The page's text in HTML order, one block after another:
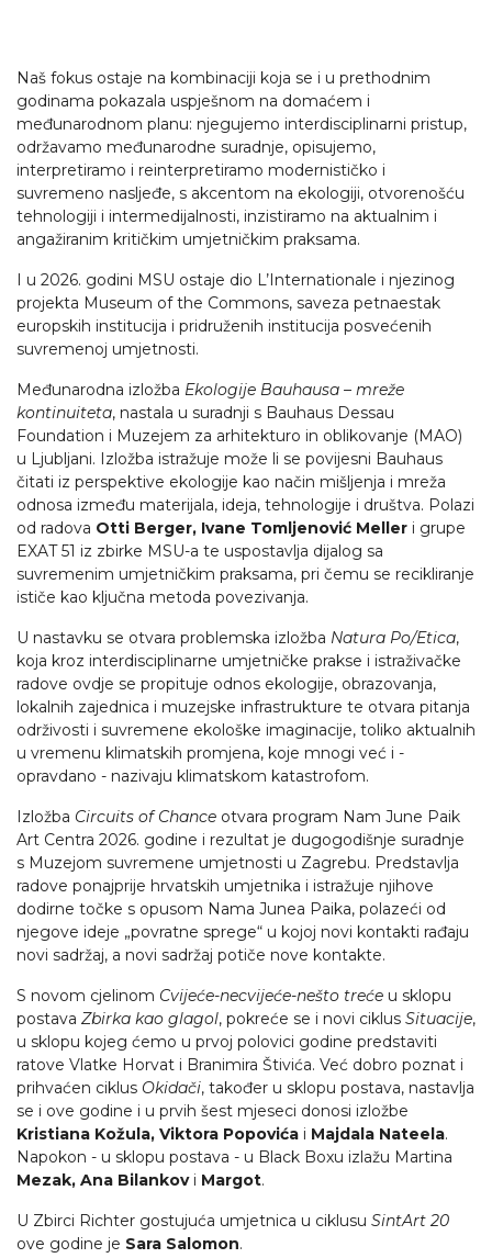
Naš fokus ostaje na kombinaciji koja se i u prethodnim
godinama pokazala uspješnom na domaćem i
međunarodnom planu: njegujemo interdisciplinarni pristup,
održavamo međunarodne suradnje, opisujemo,
interpretiramo i reinterpretiramo modernističko i
suvremeno nasljeđe, s akcentom na ekologiji, otvorenošću
tehnologiji i intermedijalnosti, inzistiramo na aktualnim i
angažiranim kritičkim umjetničkim praksama.
I u 2026. godini MSU ostaje dio L’Internationale i njezinog
projekta Museum of the Commons, saveza petnaestak
europskih institucija i pridruženih institucija posvećenih
suvremenoj umjetnosti.
Međunarodna izložba Ekologije Bauhausa – mreže
kontinuiteta, nastala u suradnji s Bauhaus Dessau
Foundation i Muzejem za arhitekturo in oblikovanje (MAO)
u Ljubljani. Izložba istražuje može li se povijesni Bauhaus
čitati iz perspektive ekologije kao način mišljenja i mreža
odnosa između materijala, ideja, tehnologije i društva. Polazi
od radova Otti Berger, Ivane Tomljenović Meller i grupe
EXAT 51 iz zbirke MSU-a te uspostavlja dijalog sa
suvremenim umjetničkim praksama, pri čemu se recikliranje
ističe kao ključna metoda povezivanja.
U nastavku se otvara problemska izložba Natura Po/Etica,
koja kroz interdisciplinarne umjetničke prakse i istraživačke
radove ovdje se propituje odnos ekologije, obrazovanja,
lokalnih zajednica i muzejske infrastrukture te otvara pitanja
održivosti i suvremene ekološke imaginacije, toliko aktualnih
u vremenu klimatskih promjena, koje mnogi već i -
opravdano - nazivaju klimatskom katastrofom.
Izložba Circuits of Chance otvara program Nam June Paik
Art Centra 2026. godine i rezultat je dugogodišnje suradnje
s Muzejom suvremene umjetnosti u Zagrebu. Predstavlja
radove ponajprije hrvatskih umjetnika i istražuje njihove
dodirne točke s opusom Nama Junea Paika, polazeći od
njegove ideje „povratne sprege“ u kojoj novi kontakti rađaju
novi sadržaj, a novi sadržaj potiče nove kontakte.
S novom cjelinom Cvijeće-necvijeće-nešto treće u sklopu
postava Zbirka kao glagol, pokreće se i novi ciklus Situacije,
u sklopu kojeg ćemo u prvoj polovici godine predstaviti
ratove Vlatke Horvat i Branimira Štivića. Već dobro poznat i
prihvaćen ciklus Okidači, također u sklopu postava, nastavlja
se i ove godine i u prvih šest mjeseci donosi izložbe
Kristiana Kožula, Viktora Popovića i Majdala Nateela.
Napokon - u sklopu postava - u Black Boxu izlažu Martina
Mezak, Ana Bilankov i Margot.
U Zbirci Richter gostujuća umjetnica u ciklusu SintArt 20
ove godine je Sara Salomon.